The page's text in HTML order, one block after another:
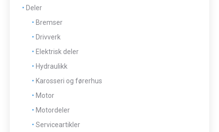
Deler
Bremser
Drivverk
Elektrisk deler
Hydraulikk
Karosseri og førerhus
Motor
Motordeler
Serviceartikler